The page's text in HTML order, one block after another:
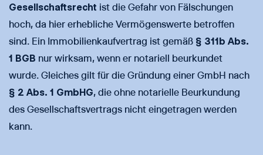
Gesellschaftsrecht ist die Gefahr von Fälschungen
hoch, da hier erhebliche Vermögenswerte betroffen
sind. Ein Immobilienkaufvertrag ist gemäß § 311b Abs.
1 BGB nur wirksam, wenn er notariell beurkundet
wurde. Gleiches gilt für die Gründung einer GmbH nach
§ 2 Abs. 1 GmbHG, die ohne notarielle Beurkundung
des Gesellschaftsvertrags nicht eingetragen werden
kann.